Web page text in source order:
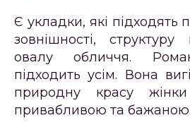
Є укладки, які підходять
зовнішності,
овалу обличчя.
підходить усім. Вона
природну красу
привабливою та бажаною.